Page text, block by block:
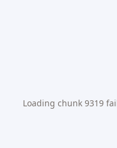
Loading chunk 9319